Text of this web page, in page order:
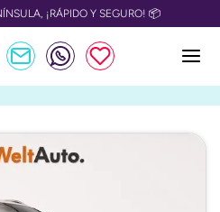
¡RÁPIDO Y SEGURO! 📦